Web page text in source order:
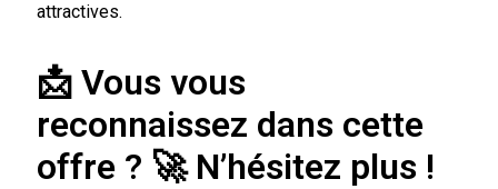
attractives.
📩 Vous vous
reconnaissez dans cette
offre ? 🚀 N’hésitez plus !